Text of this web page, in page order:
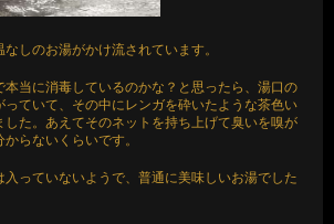
しのお湯がかけ流されています。
本当に消毒しているのかな？と思ったら、湯口の
っていて、その中にレンガを砕いたような茶色い
した。あえてそのネットを持ち上げて臭いを嗅が
らないくらいです。
入っていないようで、普通に美味しいお湯でした